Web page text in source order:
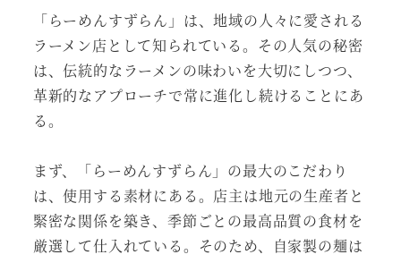
「らーめんすずらん」は、地域の人々に愛される
ラーメン店として知られている。その人気の秘密
は、伝統的なラーメンの味わいを大切にしつつ、
革新的なアプローチで常に進化し続けることにあ
る。
まず、「らーめんすずらん」の最大のこだわり
は、使用する素材にある。店主は地元の生産者と
緊密な関係を築き、季節ごとの最高品質の食材を
厳選して仕入れている。そのため、自家製の麺は